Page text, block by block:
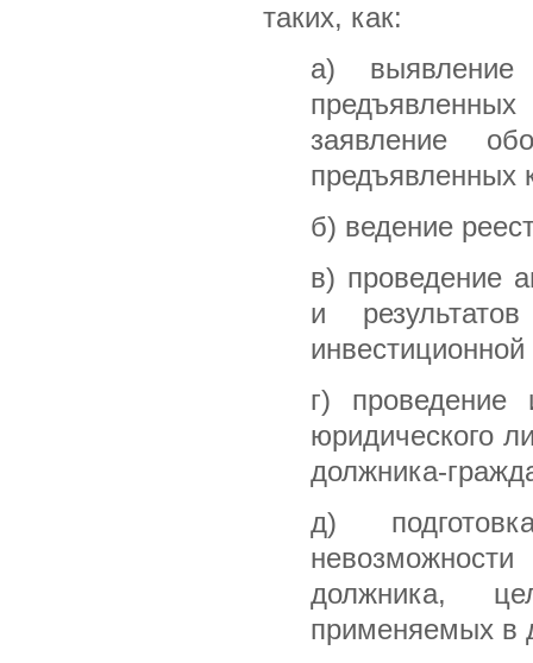
таких, как:
а) выявление
заявление
предъявленных
б) ведение
в) проведение
и
г) проведение
юридического
должника-
д)
должника,
применяемых в